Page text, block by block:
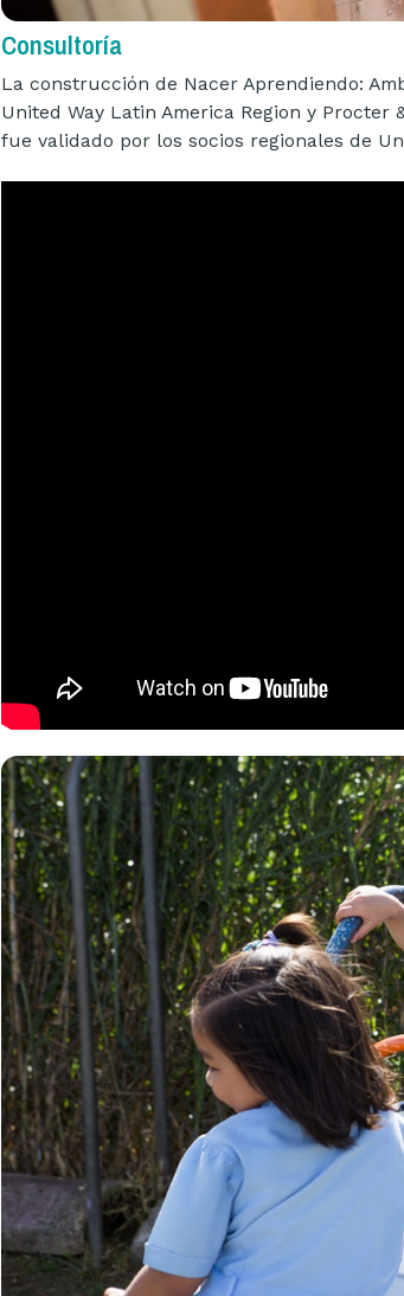
Consultoría
La construcción de Nacer Aprendiendo:
United Way Latin America Region y Procter
fue validado por los socios regionales de